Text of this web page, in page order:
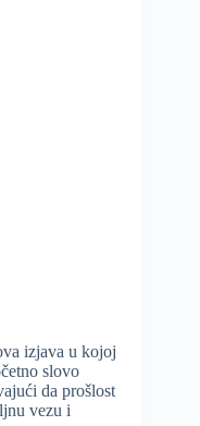
izjava u kojoj
slovo
da prošlost
vezu i